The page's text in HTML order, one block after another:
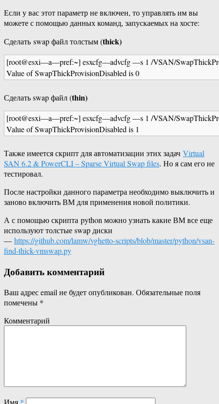
Если у вас этот параметр не включен, то управлять им вы
можете с помощью данных команд, запускаемых на хосте:
Сделать swap файл толстым (thick)
[root@esxi—a—pref:~] esxcfg—advcfg—s 1 /VSAN/
ValueofSwapThickProvisionDisabled is0
Сделать swap файл (thin)
[root@esxi—a—pref:~] esxcfg—advcfg—s 1 /VSAN/
ValueofSwapThickProvisionDisabled is 1
Также имеется скрипт для автоматизации этих задач Virtual
SAN 6.2 & PowerCLI – Sparse Virtual Swap files. Но я сам его не
тестировал.
После настройки данного параметра необходимо выключить и
заново включить ВМ для применения новой политики.
А с помощью скрипта python можно узнать какие ВМ все еще
используют толстые swap диски
— https://github.com/lamw/vghetto-scripts/blob/master/python/vsan-
find-thick-vmswap.py
Добавить комментарий
Ваш адрес email не будет опубликован. Обязательные поля
помечены *
Комментарий
Имя *